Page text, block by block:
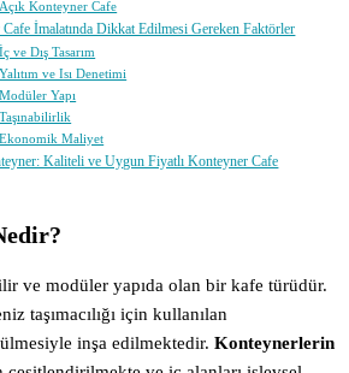
Açık Konteyner Cafe
İmalatında Dikkat Edilmesi Gereken Faktörler
İç ve Dış Tasarım
Yalıtım ve Isı Denetimi
Modüler Yapı
Taşınabilirlik
Ekonomik Maliyet
Kaliteli ve Uygun Fiyatlı Konteyner Cafe
ve modüler yapıda olan bir kafe türüdür.
taşımacılığı için kullanılan
inşa edilmektedir. Konteynerlerin